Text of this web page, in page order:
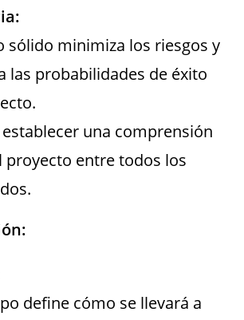
sólido minimiza los riesgos y
las probabilidades de éxito
una comprensión
proyecto entre todos los
define cómo se llevará a